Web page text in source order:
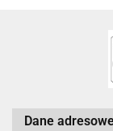
Dane